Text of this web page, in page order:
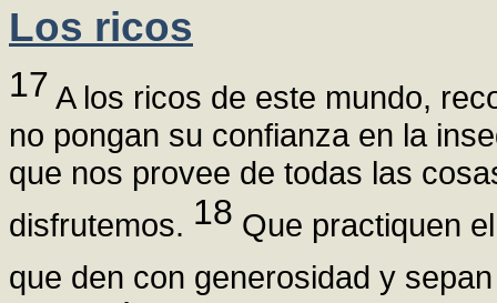
Los ricos
17 A los ricos de este mundo,
no pongan su confianza en la
que nos provee de todas las
disfrutemos. 18 Que practiquen
que den con generosidad y